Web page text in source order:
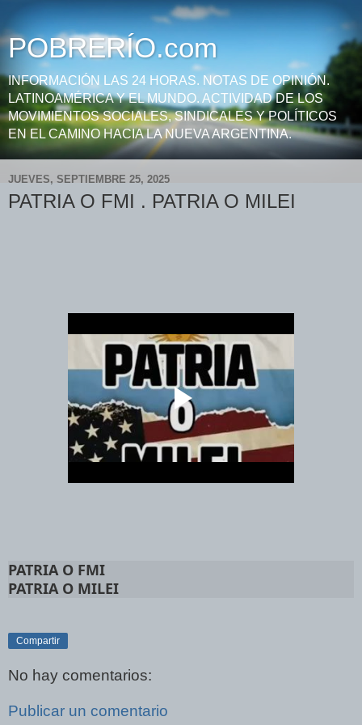
POBRERÍO.com
INFORMACIÓN LAS 24 HORAS. NOTAS DE OPINIÓN.
LATINOAMÉRICA Y EL MUNDO. ACTIVIDAD DE LOS
MOVIMIENTOS SOCIALES, SINDICALES Y POLÍTICOS
EN EL CAMINO HACIA LA NUEVA ARGENTINA.
JUEVES, SEPTIEMBRE 25, 2025
PATRIA O FMI . PATRIA O MILEI
PATRIA O FMI
PATRIA O MILEI
Compartir
No hay comentarios:
Publicar un comentario